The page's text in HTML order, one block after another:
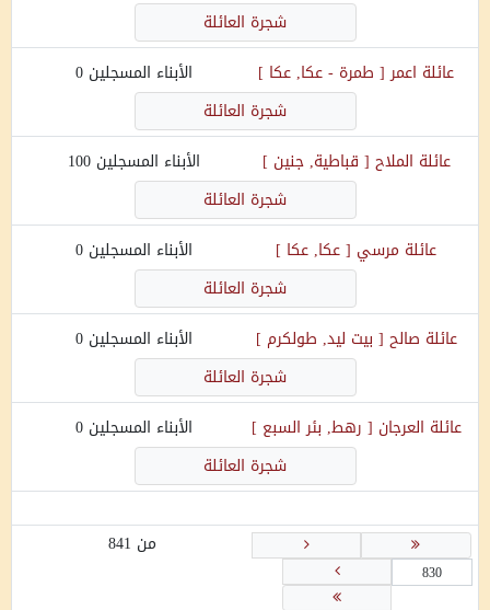
شجرة العائلة
عائلة اعمر [ طمرة - عكا, عكا ] الأبناء المسجلين 0
شجرة العائلة
عائلة الملاح [ قباطية, جنين ] الأبناء المسجلين 100
شجرة العائلة
عائلة مرسي [عكا, عكا ] الأبناء المسجلين 0
شجرة العائلة
عائلة صالح [ بيت ليد, طولكرم ] الأبناء المسجلين 0
شجرة العائلة
عائلة العرجان [ رهط, بئر السبع ] الأبناء المسجلين 0
شجرة العائلة
من 841